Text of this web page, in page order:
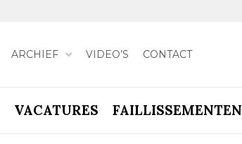
ARCHIEF VIDEO’S CONTACT
VACATURES FAILLISSEMENTEN